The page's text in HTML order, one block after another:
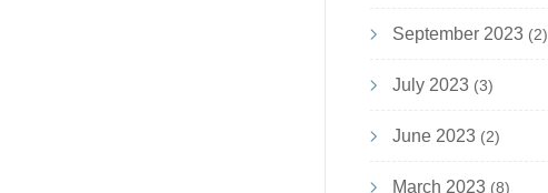
September 2023(2)
July 2023(3)
June 2023(2)
March 2023(8)